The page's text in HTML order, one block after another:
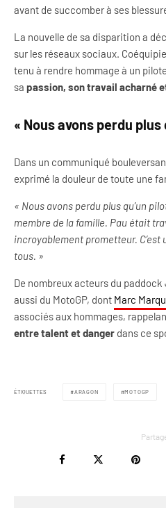
avant de succomber à ses
La nouvelle de sa disparition a
sur les réseaux sociaux.
tenu à rendre hommage à un
sa passion, son travail acharné
« Nous avons perdu plus
Dans un communiqué
exprimé la douleur de toute une
« Nous avons perdu plus qu’un
membre de la famille. Pau était
incroyablement prometteur.
tous. »
De nombreux acteurs du paddock
aussi du MotoGP, dont Marc
associés aux hommages,
entre talent et danger dans ce
ÉTIQUETTES ARAGON MOTOGP